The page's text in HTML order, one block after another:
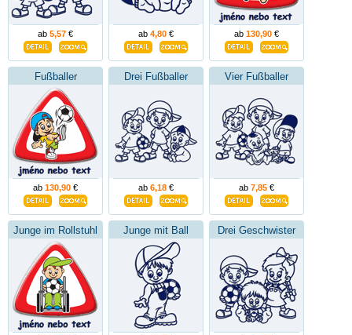
ab 5,57 € ab 4,80 € ab 130,90 €
Fußballer
ab 130,90 €
Drei Fußballer
ab 6,18 €
Vier Fußballer
ab 7,85 €
Junge im Rollstuhl Junge mit Ball Drei Geschwister